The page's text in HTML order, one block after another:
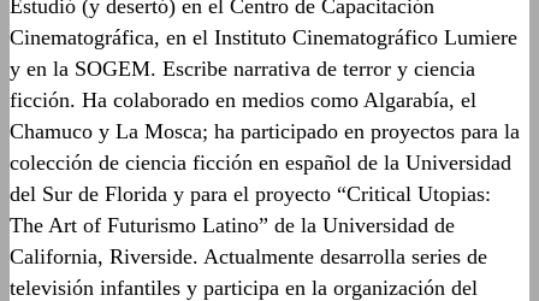
Estudió (y desertó) en el Centro de Capacitación
Cinematográfica, en el Instituto Cinematográfico Lumiere
y en la SOGEM. Escribe narrativa de terror y ciencia
ficción. Ha colaborado en medios como Algarabía, el
Chamuco y La Mosca; ha participado en proyectos para la
colección de ciencia ficción en español de la Universidad
del Sur de Florida y para el proyecto “Critical Utopias:
The Art of Futurismo Latino” de la Universidad de
California, Riverside. Actualmente desarrolla series de
televisión infantiles y participa en la organización del